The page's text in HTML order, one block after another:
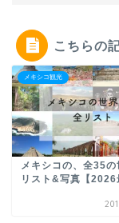
こちらの
メキシコ観光
メキシコの、全35の
リスト&写真【2026